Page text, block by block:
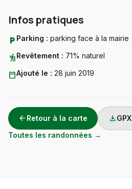
Infos pratiques
local_parking Parking : parking face à la mairie
hikingRevêtement : 71% naturel
calendar_todayAjouté le : 28 juin 2019
arrow_back Retour à la carte downloadGPX
Toutes les randonnées →